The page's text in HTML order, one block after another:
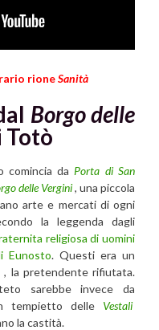
rioneSanità
Borgo delle
Totò
comincia da Porta di San
delle Vergini, una piccola
arte e mercati di ogni
la leggenda dagli
religiosa di uomini
Eunosto. Questi era un
, la pretendente rifiutata.
sarebbe invece da
tempietto delle Vestali
la castità.